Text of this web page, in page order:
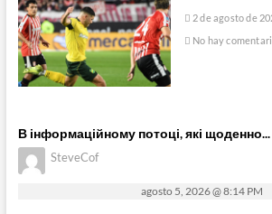
2 de agosto de
No hay
В інформаційному потоці, які щоденно...
SteveCof
agosto 5, 2026 @ 8:14 PM